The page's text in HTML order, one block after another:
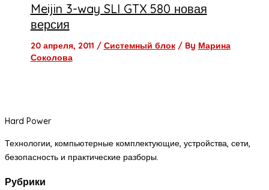
Meijin 3-way SLI GTX 580 новая
версия
20 апреля, 2011 / Системный блок/ By Марина
Соколова
Hard Power
Технологии, компьютерные комплектующие, устройства, сети,
безопасность и практические разборы.
Рубрики